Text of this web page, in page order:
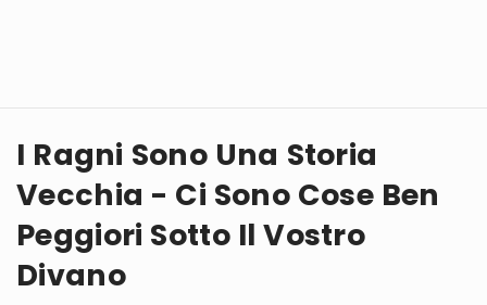
I Ragni Sono Una Storia
Vecchia - Ci Sono Cose Ben
Peggiori Sotto Il Vostro
Divano